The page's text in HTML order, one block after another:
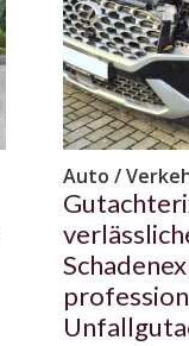
Auto /